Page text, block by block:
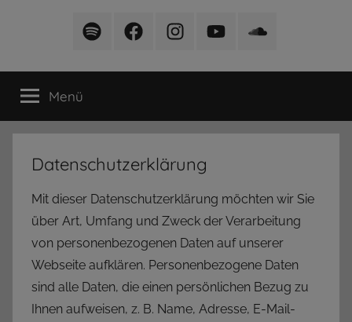
Art
Real
Playlist
bei
Art
Real
facebook
Art
Real
Instagram
Art
Real
Youtube
Art
Real
Soundcloud
Menü
Datenschutzerklärung
Mit dieser Datenschutzerklärung möchten wir Sie
über Art, Umfang und Zweck der Verarbeitung
von personenbezogenen Daten auf unserer
Webseite aufklären. Personenbezogene Daten
sind alle Daten, die einen persönlichen Bezug zu
Ihnen aufweisen, z. B. Name, Adresse, E-Mail-